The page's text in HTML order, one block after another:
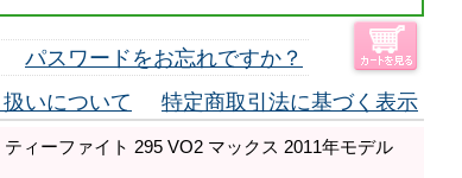
パスワードをお忘れですか？
いについて 特定商取引法に基づく表示
ィーファイト 295 VO2 マックス 2011年モデル